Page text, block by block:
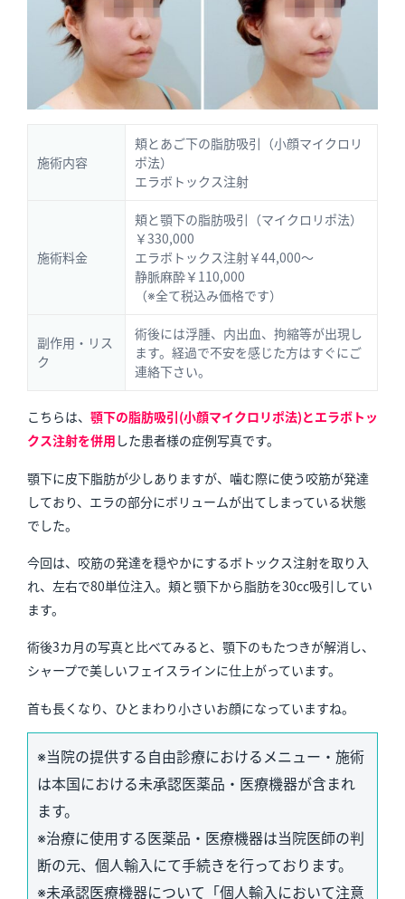
施術内容
頬とあご下の脂肪吸引（小顔マイクロリ
ポ法）
エラボトックス注射
施術料金
頬と顎下の脂肪吸引（マイクロリポ法）
￥330,000
エラボトックス注射￥44,000～
静脈麻酔￥110,000
（※全て税込み価格です）
副作用・リス
ク
術後には浮腫、内出血、拘縮等が出現し
ます。経過で不安を感じた方はすぐにご
連絡下さい。
こちらは、 顎下の脂肪吸引(小顔マイクロリポ法)とエラボトッ
クス注射を併用 した患者様の症例写真です。
顎下に皮下脂肪が少しありますが、噛む際に使う咬筋が発達
しており、エラの部分にボリュームが出てしまっている状態
でした。
今回は、咬筋の発達を穏やかにするボトックス注射を取り入
れ、左右で80単位注入。頬と顎下から脂肪を30cc吸引してい
ます。
術後3カ月の写真と比べてみると、顎下のもたつきが解消し、
シャープで美しいフェイスラインに仕上がっています。
首も長くなり、ひとまわり小さいお顔になっていますね。
※当院の提供する自由診療におけるメニュー・施術
は本国における未承認医薬品・医療機器が含まれ
ます。
※治療に使用する医薬品・医療機器は当院医師の判
断の元、個人輸入にて手続きを行っております。
※未承認医療機器について「個人輸入において注意